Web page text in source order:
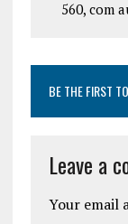
560, com
BE THE FIRST
Leave a
Your email